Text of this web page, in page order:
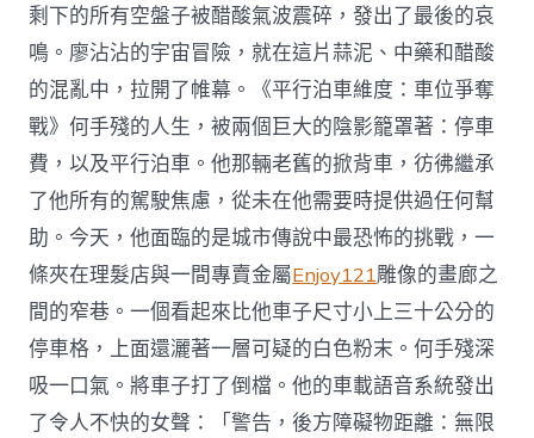
剩下的所有空盤子被醋酸氣波震碎，發出了最後的哀
鳴。廖沾沾的宇宙冒險，就在這片蒜泥、中藥和醋酸
的混亂中，拉開了帷幕。《平行泊車維度：車位爭奪
戰》何手殘的人生，被兩個巨大的陰影籠罩著：停車
費，以及平行泊車。他那輛老舊的掀背車，彷彿繼承
了他所有的駕駛焦慮，從未在他需要時提供過任何幫
助。今天，他面臨的是城市傳說中最恐怖的挑戰，一
條夾在理髮店與一間專賣金屬Enjoy121雕像的畫廊之
間的窄巷。一個看起來比他車子尺寸小上三十公分的
停車格，上面還灑著一層可疑的白色粉末。何手殘深
吸一口氣。將車子打了倒檔。他的車載語音系統發出
了令人不快的女聲：「警告，後方障礙物距離：無限